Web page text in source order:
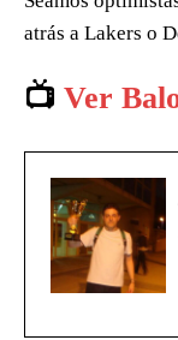
atrás a Lakers o
📺 Ver